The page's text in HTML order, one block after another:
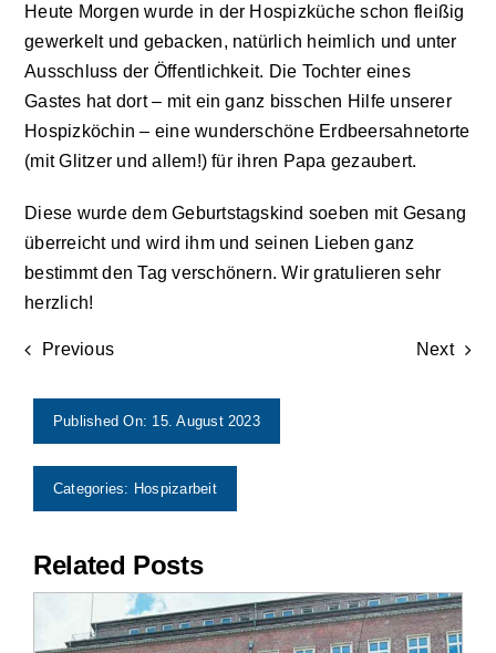
Kontakt
Leichte Sprache
Downloads
Erfahrungsberichte
Datenschutzerklärung
Impressum
Heute Morgen wurde in der Hospizküche schon fleißig
gewerkelt und gebacken, natürlich heimlich und unter
Ausschluss der Öffentlichkeit. Die Tochter eines
Gastes hat dort – mit ein ganz bisschen Hilfe unserer
Hospizköchin – eine wunderschöne Erdbeersahnetorte
(mit Glitzer und allem!) für ihren Papa gezaubert.
Diese wurde dem Geburtstagskind soeben mit Gesang
überreicht und wird ihm und seinen Lieben ganz
bestimmt den Tag verschönern. Wir gratulieren sehr
herzlich!
Previous Next
Published On: 15. August 2023
Categories: Hospizarbeit
Related Posts